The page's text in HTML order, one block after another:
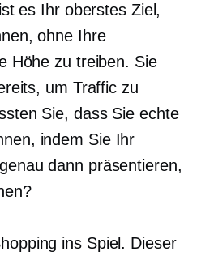
es Ihr oberstes Ziel,
ohne Ihre
Höhe zu treiben. Sie
um Traffic zu
Sie, dass Sie echte
indem Sie Ihr
dann präsentieren,
ins Spiel. Dieser